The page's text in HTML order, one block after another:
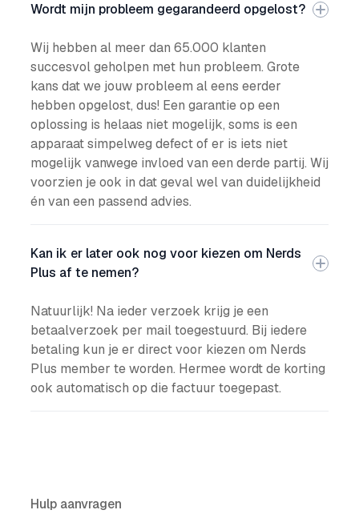
Wordt mijn probleem gegarandeerd opgelost?
Wij hebben al meer dan 65.000 klanten
succesvol geholpen met hun probleem. Grote
kans dat we jouw probleem al eens eerder
hebben opgelost, dus! Een garantie op een
oplossing is helaas niet mogelijk, soms is een
apparaat simpelweg defect of er is iets niet
mogelijk vanwege invloed van een derde partij. Wij
voorzien je ook in dat geval wel van duidelijkheid
én van een passend advies.
Kan ik er later ook nog voor kiezen om Nerds
Plus af te nemen?
Natuurlijk! Na ieder verzoek krijg je een
betaalverzoek per mail toegestuurd. Bij iedere
betaling kun je er direct voor kiezen om Nerds
Plus member te worden. Hermee wordt de korting
ook automatisch op die factuur toegepast.
Hulp aanvragen